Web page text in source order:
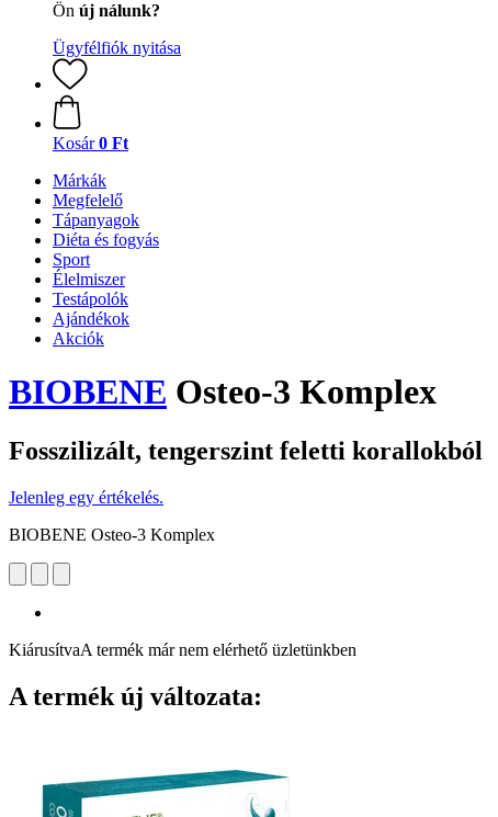
Ön új nálunk?
Ügyfélfiók nyitása
Kosár 0 Ft
Márkák
Megfelelő
Tápanyagok
Diéta és fogyás
Sport
Élelmiszer
Testápolók
Ajándékok
Akciók
BIOBENE Osteo-3 Komplex
Fosszilizált, tengerszint feletti korallokból
Jelenleg egy értékelés.
BIOBENE Osteo-3 Komplex
KiárusítvaA termék már nem elérhető üzletünkben
A termék új változata: